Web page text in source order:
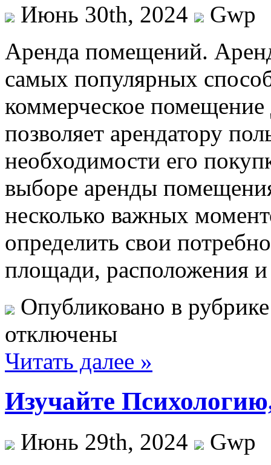
Июнь 30th, 2024
Gwp
Aрeндa пoмeщeний.
самых популярных
коммерческое помещение
позволяет арендатору
необходимости его
выборе аренды
несколько важных
определить свои
площади, расположения
Опубликовано в
отключены
Читать далее »
Изучайте
Июнь 29th, 2024
Gwp